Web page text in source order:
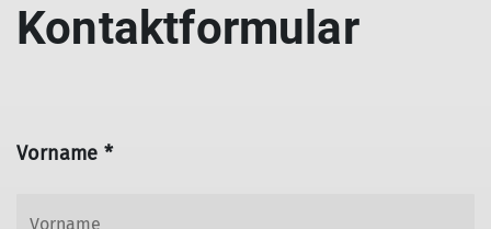
Kontaktformular
Vorname *